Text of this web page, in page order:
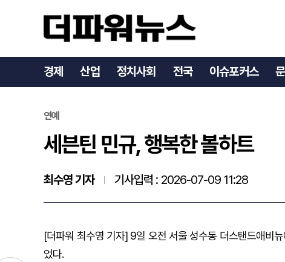
경제 산업 정치사회 전국 이슈포커스
세븐틴 민규, 행복한 볼하트
연예
세븐틴 민규, 행복한 볼하트
최수영 기자 기사입력 : 2026-07-09 11:28
[더파워 최수영 기자] 9일 오전 서울 성수동 더스탠드애비
었다.